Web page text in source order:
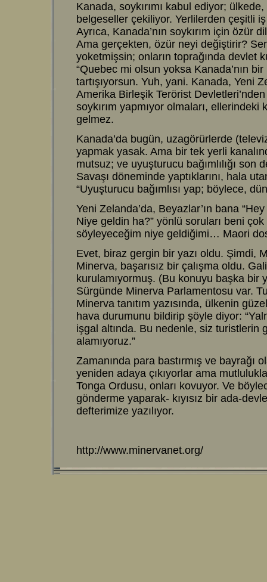
Kanada, soykırımı kabul ediyor;
belgeseller çekiliyor. Yerlilerden çeşitli iş
Ayrıca, Kanada’nın soykırım için özür
Ama gerçekten, özür neyi değiştirir?
yoketmişsin; onların toprağında devlet
“Quebec mi olsun yoksa Kanada’nın bir
tartışıyorsun. Yuh, yani. Kanada, Yeni
Amerika Birleşik Terörist
soykırım yapmıyor olmaları, ellerindeki
gelmez.
Kanada’da bugün, uzagörürlerde
yapmak yasak. Ama bir tek yerli
mutsuz; ve uyuşturucu bağımlılığı son
Savaşı döneminde yaptıklarını, hala
“Uyuşturucu bağımlısı yap; böylece,
Yeni Zelanda’da, Beyazlar’ın bana
Niye geldin ha?” yönlü soruları beni
söyleyeceğim niye geldiğimi… Maori
Evet, biraz gergin bir yazı oldu. Şimdi,
Minerva, başarısız bir çalışma oldu.
kurulamıyormuş. (Bu konuyu başka bir
Sürgünde Minerva Parlamentosu var.
Minerva tanıtım yazısında, ülkenin
hava durumunu bildirip şöyle diyor:
işgal altında. Bu nedenle, siz turistlerin
alamıyoruz.”
Zamanında para bastırmış ve bayrağı
yeniden adaya çıkıyorlar ama
Tonga Ordusu, onları kovuyor. Ve
gönderme yaparak- kıyısız bir ada-
defterimize yazılıyor.
http://www.minervanet.org/